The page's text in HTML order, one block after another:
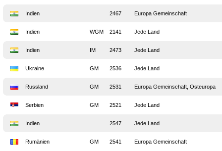
Indien 2467 Europa Gemeinschaft
Indien WGM 2141 Jede Land
Indien IM 2473 Jede Land
Ukraine GM 2536 Jede Land
Russland GM 2531 Europa Gemeinschaft, Osteuropa
Serbien GM 2521 Jede Land
Indien 2547 Jede Land
Rumänien GM 2541 Europa Gemeinschaft